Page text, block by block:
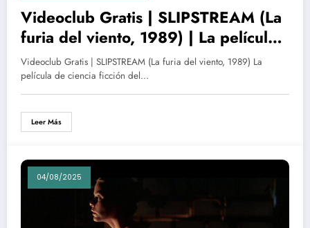
Videoclub Gratis | SLIPSTREAM (La
furia del viento, 1989) | La película
de culto y ciencia ficción del equipo
de ‘Star Wars’ y ‘Alien’
Videoclub Gratis | SLIPSTREAM (La furia del viento, 1989) La
película de ciencia ficción del…
Leer Más
04/08/2025